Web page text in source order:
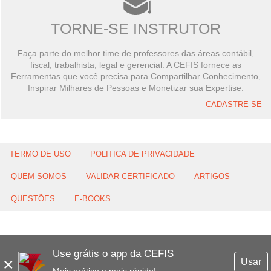
×
Use grátis o app da CEFIS
Usar
TORNE-SE INSTRUTOR
Faça parte do melhor time de professores das áreas contábil,
fiscal, trabalhista, legal e gerencial. A CEFIS fornece as
Ferramentas que você precisa para Compartilhar Conhecimento,
Inspirar Milhares de Pessoas e Monetizar sua Expertise.
CADASTRE-SE
TERMO DE USO POLITICA DE PRIVACIDADE
QUEM SOMOS VALIDAR CERTIFICADO ARTIGOS
QUESTÕES E-BOOKS